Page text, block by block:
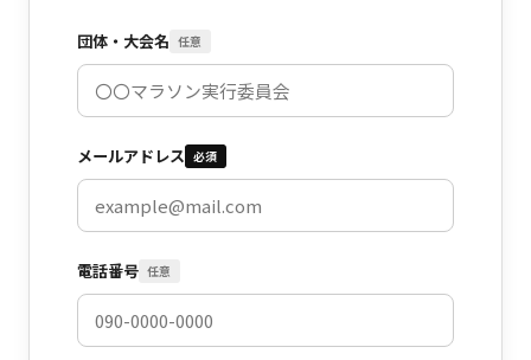
団体・大会名 任意
メールアドレス 必須
電話番号 任意